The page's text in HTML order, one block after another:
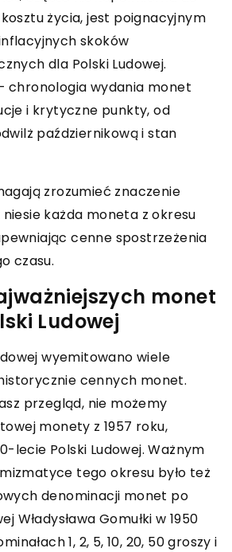
życia, jest poignacyjnym
skoków
dla Polski Ludowej.
chronologia wydania monet
i krytyczne punkty, od
październikową i stan
zrozumieć znaczenie
każda moneta z okresu
cenne spostrzeżenia
czasu.
monet
Ludowej
wyemitowano wiele
cennych monet.
przegląd, nie możemy
monety z 1957 roku,
lecie Polski Ludowej. Ważnym
tego okresu było też
denominacji monet po
Władysława Gomułki w 1950
1, 2, 5, 10, 20, 50 groszy i